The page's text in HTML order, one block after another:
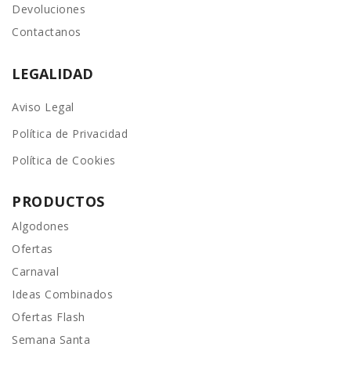
Devoluciones
Contactanos
LEGALIDAD
Aviso Legal
Política de Privacidad
Política de Cookies
PRODUCTOS
Algodones
Ofertas
Carnaval
Ideas Combinados
Ofertas Flash
Semana Santa